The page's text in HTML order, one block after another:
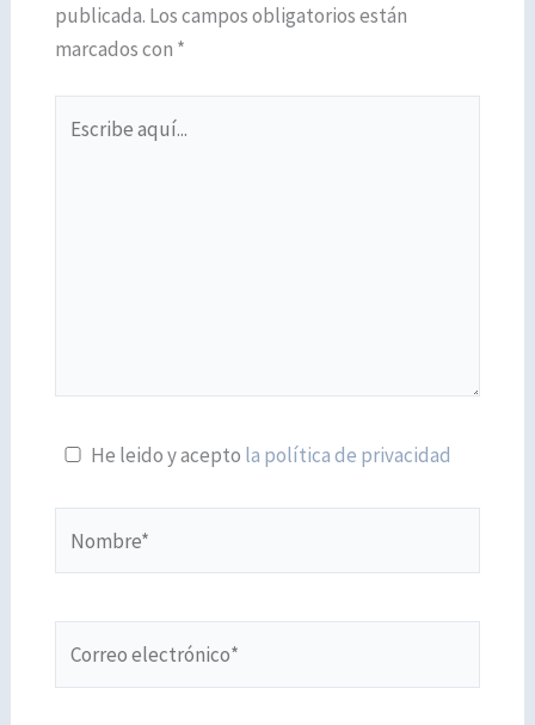
publicada. Los campos obligatorios están
marcados con *
aquí...
He leido y acepto la política de privacidad
electrónico*